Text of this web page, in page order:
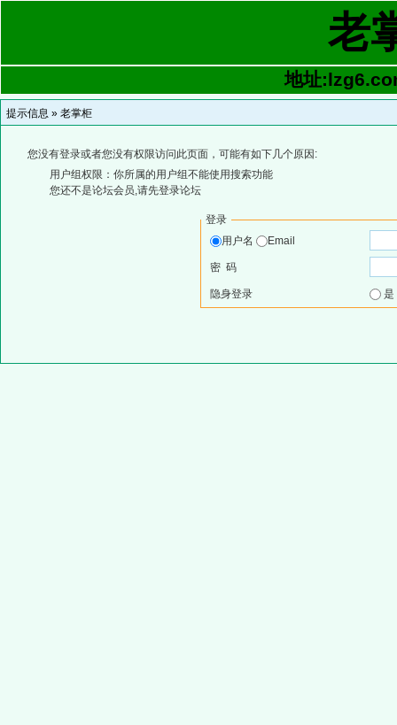
老
地址
提示信息 » 老掌柜
您没有登录或者您没有权限访问此页面，可能有如下几个原因:
用户组权限：你所属的用户组不能使用搜索功能
您还不是论坛会员,请先登录论坛
登录
用户名
Email
密 码
隐身登录